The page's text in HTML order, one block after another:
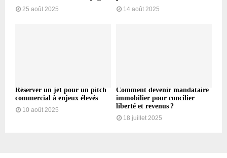
25 août 2025 14 août 2025
Réserver un jet pour un pitch
commercial à enjeux élevés
10 août 2025
Comment devenir mandataire
immobilier pour concilier
liberté et revenus ?
18 juillet 2025